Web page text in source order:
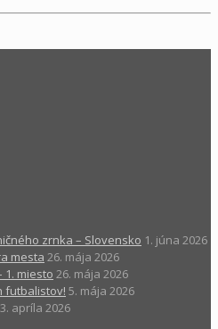
zrnka – Slovensko 1. júna 2026
mesta 26. mája 2026
1. miesto 26. mája 2026
futbalistov! 5. mája 2026
apríla 2026